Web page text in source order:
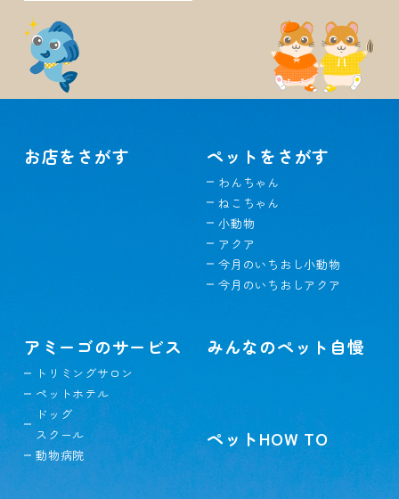
お店をさがす ペットをさがす
わんちゃん
ねこちゃん
小動物
アクア
今月のいちおし小動物
今月のいちおしアクア
アミーゴのサービス
トリミングサロン
ペットホテル
ドッグ
スクール
動物病院
みんなのペット自慢
ペットHOW TO